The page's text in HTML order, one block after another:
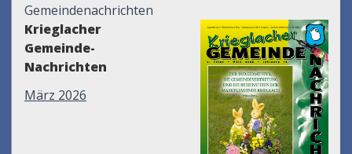
Gemeindenachrichten
Krieglacher
Gemeinde-
Nachrichten
März 2026